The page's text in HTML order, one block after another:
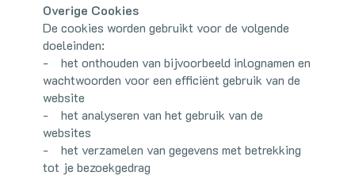
Overige Cookies
De cookies worden gebruikt voor de volgende
doeleinden:
- het onthouden van bijvoorbeeld inlognamen en
wachtwoorden voor een efficiënt gebruik van de
website
- het analyseren van het gebruik van de
websites
- het verzamelen van gegevens met betrekking
tot je bezoekgedrag